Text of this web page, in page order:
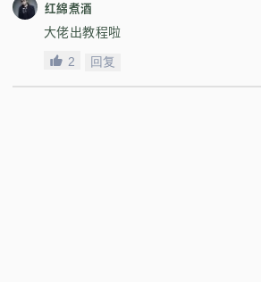
红綿煮酒
大佬出教程啦
2 回复